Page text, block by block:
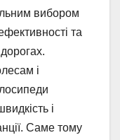
вибором
та
і
і
Саме тому